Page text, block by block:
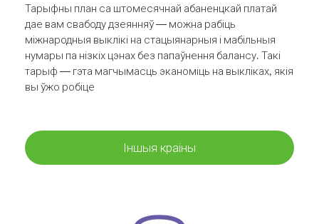
Тарыфны план са штомесячнай абаненцкай платай
дае вам свабоду дзеянняў — можна рабіць
міжнародныя выклікі на стацыянарныя і мабільныя
нумары па нізкіх цэнах без папаўнення балансу. Такі
тарыф — гэта магчымасць эканоміць на выкліках, якія
вы ўжо робіце
Іншыя краіны